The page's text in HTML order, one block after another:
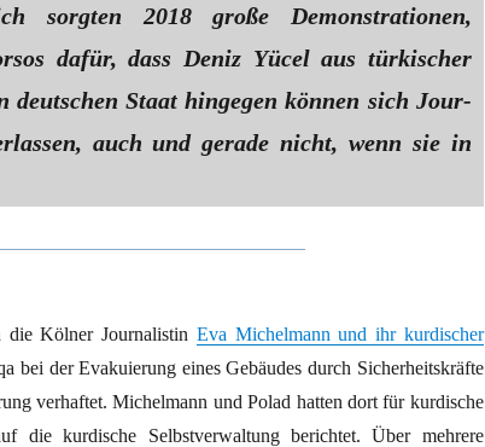
sorgten 2018 große Demonstrationen,
dafür, dass Deniz Yücel aus türkischer
deutschen Staat hingegen können sich Jour­
auch und gerade nicht, wenn sie in
Kölner Journalistin Eva Michelmann und ihr kurdischer
bei der Evakuierung eines Gebäudes durch Sicherheitskräfte
verhaftet. Michelmann und Polad hatten dort für kurdische
die kurdische Selbstverwaltung berichtet. Über mehrere